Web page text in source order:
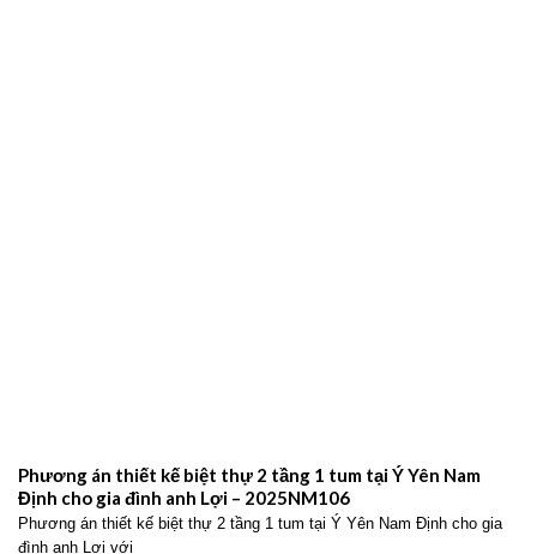
Phương án thiết kế biệt thự 2 tầng 1 tum tại Ý Yên Nam
Định cho gia đình anh Lợi – 2025NM106
Phương án thiết kế biệt thự 2 tầng 1 tum tại Ý Yên Nam Định cho gia
đình anh Lợi với